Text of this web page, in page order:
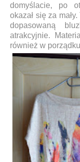
domyślacie, po
okazał się za
dopasowaną
atrakcyjnie.
również w